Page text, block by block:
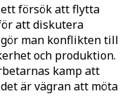
försök att flytta
att diskutera
man konflikten till
och produktion.
kamp att
är vägran att möta